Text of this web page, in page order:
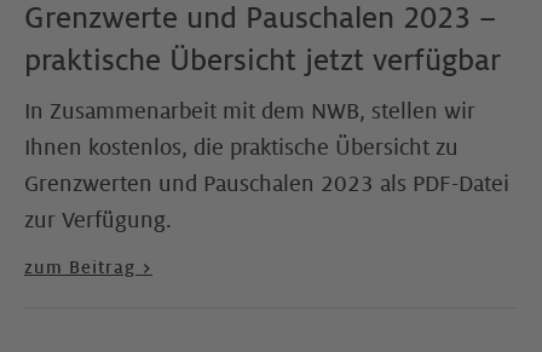
Grenzwerte und Pauschalen 2023 –
praktische Übersicht jetzt verfügbar
In Zusammenarbeit mit dem NWB, stellen wir
Ihnen kostenlos, die praktische Übersicht zu
Grenzwerten und Pauschalen 2023 als PDF-Datei
zur Verfügung.
zum Beitrag >